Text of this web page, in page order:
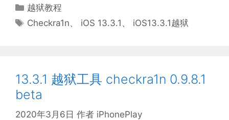
分
类
越狱教程
标
Checkra1n、 iOS 13.3.1 、 iOS13.3.1越狱
13.3.1 越狱工具 checkra1n 0.9.8.1
beta
2020年3月6日 作者 iPhonePlay